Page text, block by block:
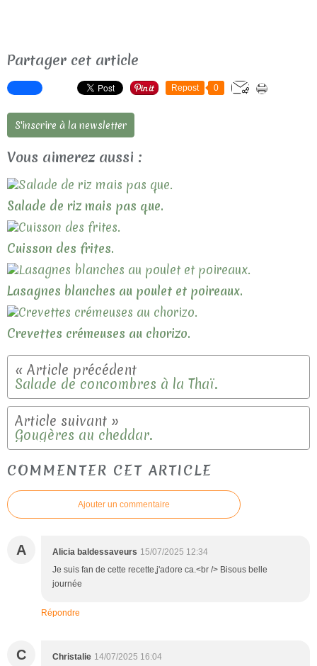
Partager cet article
Repost 0
S'inscrire à la newsletter
Vous aimerez aussi :
Salade de riz mais pas que.
Cuisson des frites.
Lasagnes blanches au poulet et poireaux.
Crevettes crémeuses au chorizo.
Salade de concombres à la Thaï.
Gougères au cheddar.
COMMENTER CET ARTICLE
Ajouter un commentaire
A Alicia baldessaveurs 15/07/2025 12:34
Je suis fan de cette recette,j'adore ca.<br /> Bisous belle
journée
Répondre
C Christalie 14/07/2025 16:04